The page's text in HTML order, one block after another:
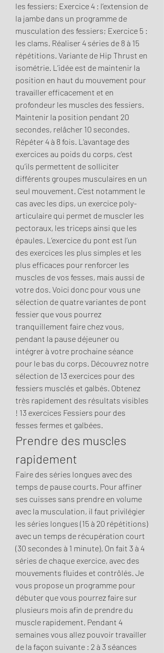
les fessiers; Exercice 4 : l’extension de
la jambe dans un programme de
musculation des fessiers; Exercice 5 :
les clams. Réaliser 4 séries de 8 à 15
répétitions. Variante de Hip Thrust en
isométrie. L’idée est de maintenir la
position en haut du mouvement pour
travailler efficacement et en
profondeur les muscles des fessiers.
Maintenir la position pendant 20
secondes, relâcher 10 secondes.
Répéter 4 à 8 fois. L’avantage des
exercices au poids du corps, c’est
qu’ils permettent de solliciter
différents groupes musculaires en un
seul mouvement. C’est notamment le
cas avec les dips, un exercice poly-
articulaire qui permet de muscler les
pectoraux, les triceps ainsi que les
épaules. L’exercice du pont est l’un
des exercices les plus simples et les
plus efficaces pour renforcer les
muscles de vos fesses, mais aussi de
votre dos. Voici donc pour vous une
sélection de quatre variantes de pont
fessier que vous pourrez
tranquillement faire chez vous,
pendant la pause déjeuner ou
intégrer à votre prochaine séance
pour le bas du corps. Découvrez notre
sélection de 13 exercices pour des
fessiers musclés et galbés. Obtenez
très rapidement des résultats visibles
! 13 exercices Fessiers pour des
fesses fermes et galbées.
Prendre des muscles
rapidement
Faire des séries longues avec des
temps de pause courts. Pour affiner
ses cuisses sans prendre en volume
avec la musculation, il faut privilégier
les séries longues (15 à 20 répétitions)
avec un temps de récupération court
(30 secondes à 1 minute). On fait 3 à 4
séries de chaque exercice, avec des
mouvements fluides et contrôlés. Je
vous propose un programme pour
débuter que vous pourrez faire sur
plusieurs mois afin de prendre du
muscle rapidement. Pendant 4
semaines vous allez pouvoir travailler
de la façon suivante : 2 à 3 séances